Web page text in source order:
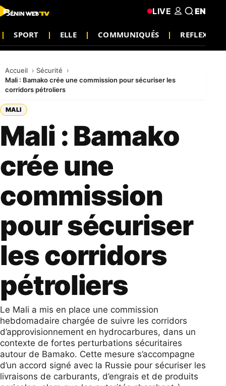
SPORT ELLE COMMUNIQUÉS
LIVE EN
Accueil
Sécurité
Mali : Bamako crée une commission pour sécuriser les
corridors pétroliers
MALI
Mali : Bamako
crée une
commission
pour sécuriser
les corridors
pétroliers
Le Mali a mis en place une commission
hebdomadaire chargée de suivre les corridors
d’approvisionnement en hydrocarbures, dans un
contexte de fortes perturbations sécuritaires
autour de Bamako. Cette mesure s’accompagne
d’un accord signé avec la Russie pour sécuriser les
livraisons de carburants, d’engrais et de produits